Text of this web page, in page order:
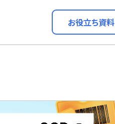
お役立ち資料